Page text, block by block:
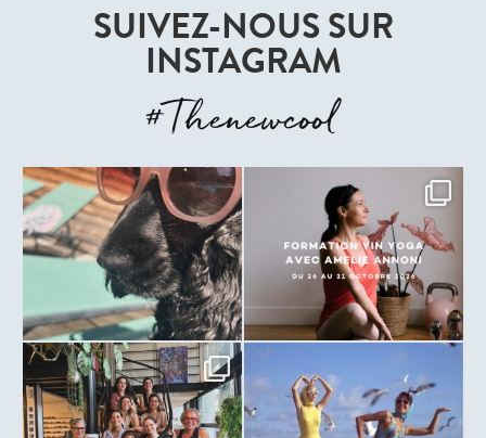
SUIVEZ-NOUS SUR
INSTAGRAM
#Thenewcool